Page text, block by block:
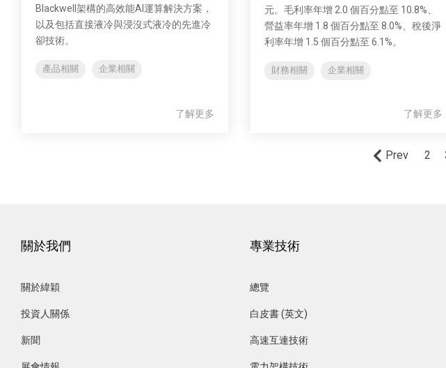
Blackwell架構的高效能AI運算解決方案，
以及包括直接液冷與浸沒式液冷的先進冷
卻技術。
產品相關 企業相關
了解更多
元。毛利率年增 2.0 個百分點至 10.8%、
營益率年增 1.8 個百分點至 8.0%、稅後淨
利率年增 1.5 個百分點至 6.1%。
財務相關 企業相關
了解更多
Prev 2
關於我們
關於緯穎
投資人關係
新聞
專業技術
總覽
白皮書 (英文)
高速互連技術